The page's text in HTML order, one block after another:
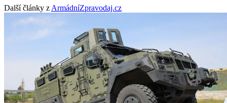
Další články z ArmádníZpravodaj.cz